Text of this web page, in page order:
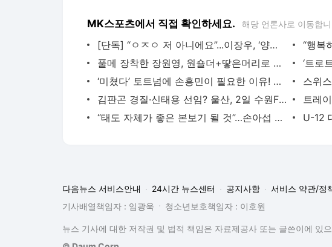
MK스포츠에서 직접 확인하세요. 해당 언론사로 이동합
[단독] “ㅇㅈㅇ 저 아니에요”...이장우, ‘양다리 연예인’ 루머에 선긋기(종합) - MK스포츠
풀메 장착한 장원영, 원숄더+땋은머리로 잔디 찢었다…이게 무대 체질 - MK스포츠
‘미쳤다’ 토트넘에 손흥민이 필요한 이유! 텔이 제대로 설명했다…“우리의 레전드, 함께 훈
김판곤 경질·신태용 선임? 울산, 2일 수원FC전 누가 지휘하나···“명확하게 말씀드릴 수 있는
“태도 자체가 좋은 본보기 될 것”…손아섭 영입한 한화, ‘대권 도전’ 마지막 퍼즐 조각 채웠
다음뉴스 서비스안내 24시간 뉴스센터 공지사항
서비스 약관/정
기사배열책임자 : 임광욱
청소년보호책임자 : 이호원
뉴스 기사에 대한 저작권 및 법적 책임은 자료제공사 또는 글쓴이에 있